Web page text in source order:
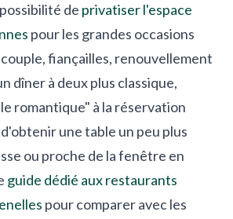
de privatiser l'espace
pour les grandes occasions
fiançailles, renouvellement
dîner à deux plus classique,
romantique" à la réservation
une table un peu plus
ou proche de la fenêtre en
guide dédié aux restaurants
pour comparer avec les